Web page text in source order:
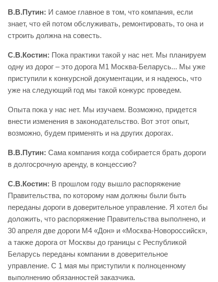
В.В.Путин: И самое главное в том, что компания, если
знает, что ей потом обслуживать, ремонтировать, то она и
строить должна на совесть.
С.В.Костин: Пока практики такой у нас нет. Мы планируем
одну из дорог – это дорога М1 Москва-Беларусь... Мы уже
приступили к конкурсной документации, и я надеюсь, что
уже на следующий год мы такой конкурс проведем.
Опыта пока у нас нет. Мы изучаем. Возможно, придется
внести изменения в законодательство. Вот этот опыт,
возможно, будем применять и на других дорогах.
В.В.Путин: Сама компания когда собирается брать дороги
в долгосрочную аренду, в концессию?
С.В.Костин: В прошлом году вышло распоряжение
Правительства, по которому нам должны были быть
переданы дороги в доверительное управление. Я хотел бы
доложить, что распоряжение Правительства выполнено, и
30 апреля две дороги М4 «Дон» и «Москва-Новороссийск»,
а также дорога от Москвы до границы с Республикой
Беларусь переданы компании в доверительное
управление. С 1 мая мы приступили к полноценному
выполнению обязанностей заказчика.